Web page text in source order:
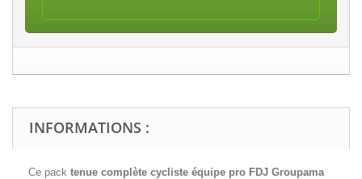
INFORMATIONS :
Ce pack tenue complète cycliste équipe pro FDJ Groupama